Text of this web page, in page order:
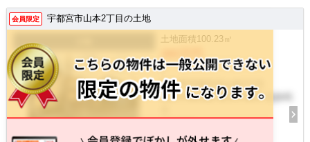
会員限定 宇都宮市山本2丁目の土地
土地面積 100.23㎡
380万円
/ -
栃木県宇都宮市山本2丁目
東武宇都宮線 東武宇都宮 徒歩41
建物面積 -